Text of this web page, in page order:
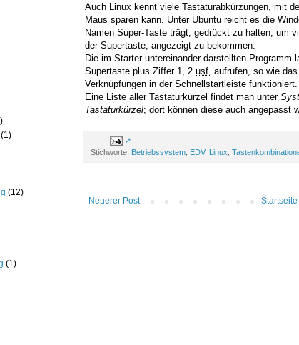
Auch Linux kennt viele Tastaturabkürzungen, mit
Maus sparen kann. Unter Ubuntu reicht es die
Namen Super-Taste trägt, gedrückt zu halten, um
der Supertaste, angezeigt zu bekommen.
Die im Starter untereinander darstellten
Supertaste plus Ziffer 1, 2 usf. aufrufen, so wie
Verknüpfungen in der Schnellstartleiste funktioniert.
Eine Liste aller Tastaturkürzel findet man unter
Tastaturkürzel; dort können diese auch angepasst
Stichworte: Betriebssystem EDV, Linux
Neuerer Post Startseite
(1)
(12)
(1)